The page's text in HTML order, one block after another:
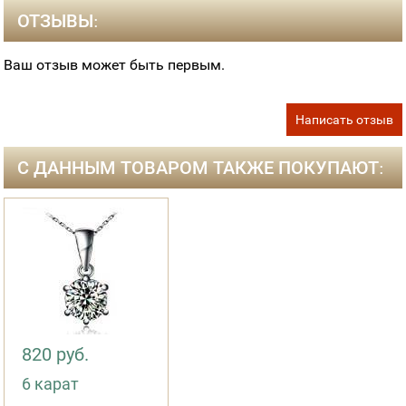
ОТЗЫВЫ:
Ваш отзыв может быть первым.
Написать отзыв
С ДАННЫМ ТОВАРОМ ТАКЖЕ ПОКУПАЮТ:
820 руб.
6 карат